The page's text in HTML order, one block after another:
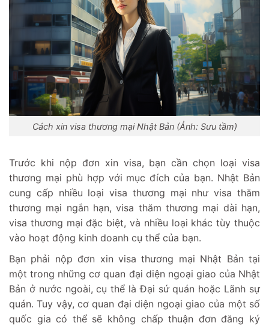
Cách xin visa thương mại Nhật Bản (Ảnh: Sưu tầm)
Trước khi nộp đơn xin visa, bạn cần chọn loại visa
thương mại phù hợp với mục đích của bạn. Nhật Bản
cung cấp nhiều loại visa thương mại như visa thăm
thương mại ngắn hạn, visa thăm thương mại dài hạn,
visa thương mại đặc biệt, và nhiều loại khác tùy thuộc
vào hoạt động kinh doanh cụ thể của bạn.
Bạn phải nộp đơn xin visa thương mại Nhật Bản tại
một trong những cơ quan đại diện ngoại giao của Nhật
Bản ở nước ngoài, cụ thể là Đại sứ quán hoặc Lãnh sự
quán. Tuy vậy, cơ quan đại diện ngoại giao của một số
quốc gia có thể sẽ không chấp thuận đơn đăng ký